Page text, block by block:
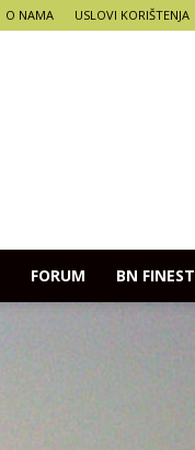
O NAMA USLOVI KORIŠTENJA
FORUM BN FINEST